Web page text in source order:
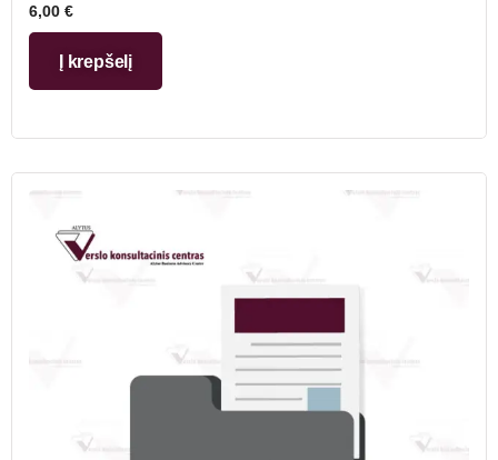
6,00 €
Į krepšelį